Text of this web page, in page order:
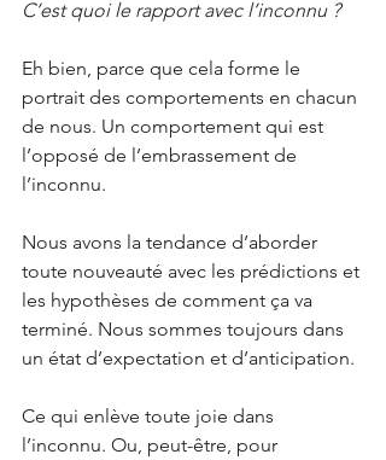
C’est quoi le rapport avec l’inconnu ?
Eh bien, parce que cela forme le
portrait des comportements en chacun
de nous. Un comportement qui est
l’opposé de l’embrassement de
l’inconnu.
Nous avons la tendance d’aborder
toute nouveauté avec les prédictions et
les hypothèses de comment ça va
terminé. Nous sommes toujours dans
un état d’expectation et d’anticipation.
Ce qui enlève toute joie dans
l’inconnu. Ou, peut-être, pour